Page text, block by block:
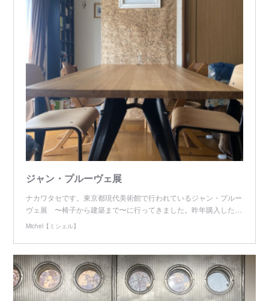
ジャン・プルーヴェ展
ナカワタセです。東京都現代美術館で行われているジャン・プルー
ヴェ展 〜椅子から建築まで〜に行ってきました。昨年購入した…
Michel【ミシェル】